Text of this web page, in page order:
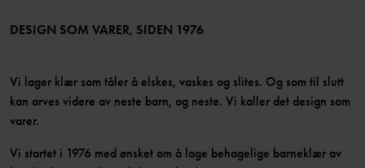
Bli medlem
DESIGN SOM VARER, SIDEN 1976
Vi lager klær som tåler å elskes, vaskes og slites. Og som til slutt
kan arves videre av neste barn, og neste. Vi kaller det design som
varer.
Vi startet i 1976 med ønsket om å lage behagelige barneklær av